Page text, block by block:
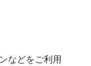
などをご利用